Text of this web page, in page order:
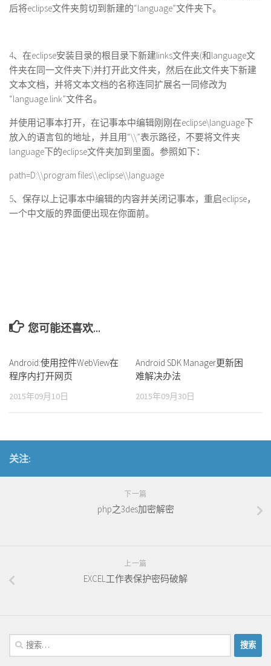
后将eclipse文件夹剪切到新建的“language”文件夹下。
4、在eclipse安装目录的根目录下新建links文件夹(和language文
件夹在同一文件夹下)并打开此文件夹，然后在此文件夹下新建
文本文档，并将文本文档的名称连同扩展名一同修改为
“language.link”文件名。
并使用记事本打开，在记事本中编辑刚刚在eclipse\language下
放入的语言包的地址，并且用“\\”表示路径，不要将文件夹
language下的eclipse文件夹加到里面。参照如下：
path=D:\\program files\\eclipse\\language
5、保存以上记事本中编辑的内容并关闭记事本，重启eclipse，
一个中文版的界面便出现在你面前。
您可能还喜欢...
Android:使用控件WebView在
程序内打开网页
2015年09月10日
Android SDK Manager更新困
难解决办法
2015年09月30日
关注:
下一篇
php之3des加密解密
上一篇
EXCEL工作表保护密码破解
搜
索：